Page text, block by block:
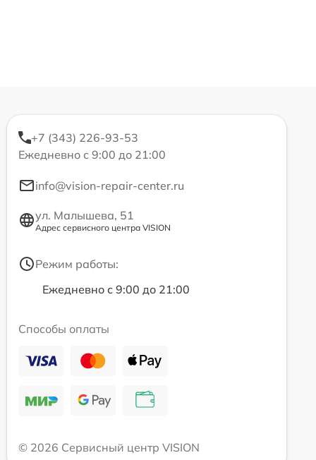
+7 (343) 226-93-53
Ежедневно с 9:00 до 21:00
info@vision-repair-center.ru
ул. Малышева, 51
Адрес сервисного центра VISION
Режим работы:
Ежедневно с 9:00 до 21:00
Способы оплаты
© 2026 Сервисный центр VISION